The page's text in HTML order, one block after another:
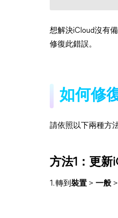
想解決iCloud沒有
修復此錯誤。
如何修
請依照以下兩種方
方法1：更新
1. 轉到 裝置 > 一般 >